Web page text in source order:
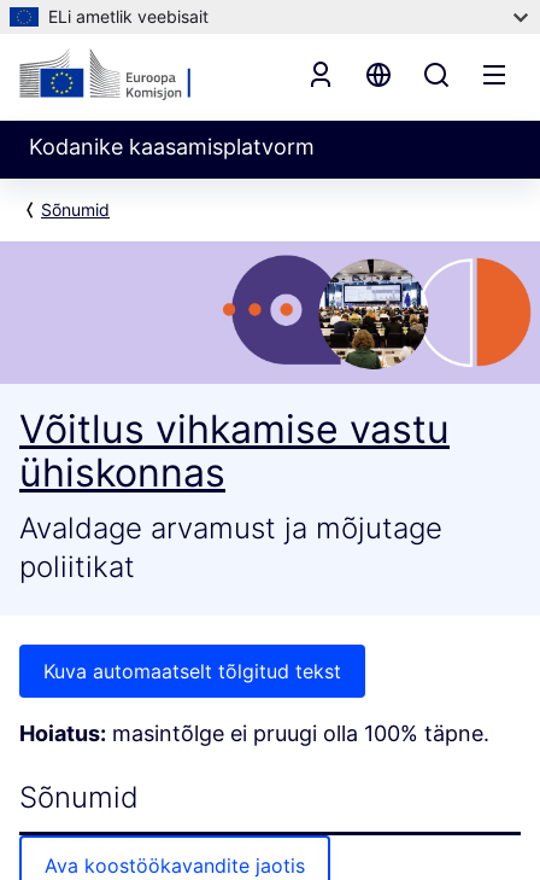
ELi ametlik veebisait
Kodanike kaasamisplatvorm
Sõnumid
Võitlus vihkamise vastu
ühiskonnas
Avaldage arvamust ja mõjutage
poliitikat
Kuva automaatselt tõlgitud tekst
Hoiatus: masintõlge ei pruugi olla 100% täpne.
Sõnumid
Ava koostöökavandite jaotis